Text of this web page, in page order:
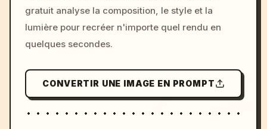
gratuit analyse la composition, le style et la
lumière pour recréer n'importe quel rendu en
quelques secondes.
CONVERTIR UNE IMAGE EN PROMPT